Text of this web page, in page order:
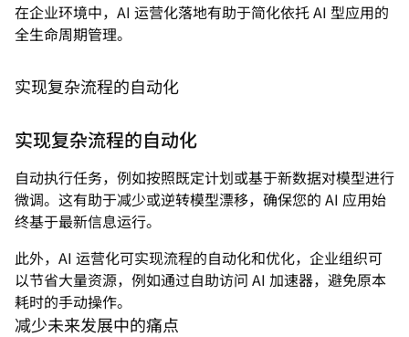
在企业环境中，AI 运营化落地有助于简化依托 AI 型应用的
全生命周期管理。
实现复杂流程的自动化
实现复杂流程的自动化
自动执行任务，例如按照既定计划或基于新数据对模型进行
微调。这有助于减少或逆转模型漂移，确保您的 AI 应用始
终基于最新信息运行。
此外，AI 运营化可实现流程的自动化和优化，企业组织可
以节省大量资源，例如通过自助访问 AI 加速器，避免原本
耗时的手动操作。
减少未来发展中的痛点